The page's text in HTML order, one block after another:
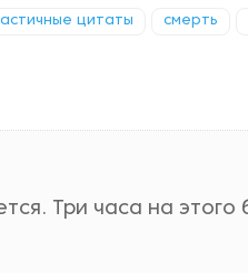
цитаты смерть
Три часа на